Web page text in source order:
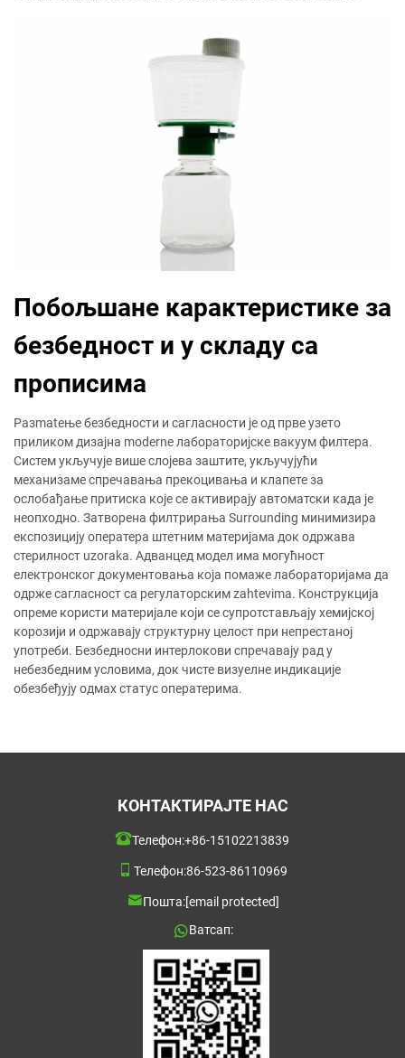
Побољшане карактеристике за
безбедност и у складу са
прописима
Разmatење безбедности и сагласности је од прве узето
приликом дизајна moderne лабораторијске вакуум филтера.
Систем укључује више слојева заштите, укључујући
механизаме спречавања прекоцивања и клапете за
ослобађање притиска које се активирају автоматски када је
неопходно. Затворена филтрирања Surrounding минимизира
експозицију оператера штетним материјама док одржава
стерилност uzoraka. Адванцед модел има могућност
електронског документовања која помаже лабораторијама да
одрже сагласност са регулаторским zahtevima. Конструкција
опреме користи материјале који се супротстављају хемијској
корозији и одржавају структурну целост при непрестаној
употреби. Безбедносни интерлокови спречавају рад у
небезбедним условима, док чисте визуелне индикације
обезбеђују одмах статус оператерима.
КОНТАКТИРАЈТЕ НАС
Телефон:+86-15102213839
Телефон:86-523-86110969
Пошта:[email protected]
Ватсап: